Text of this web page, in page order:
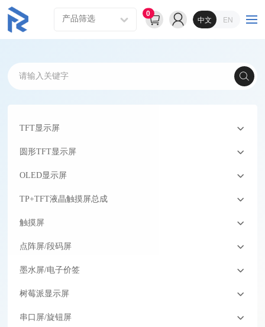
0
中文 EN
TFT显示屏
圆形TFT显示屏
OLED显示屏
TP+TFT液晶触摸屏总成
触摸屏
点阵屏/段码屏
墨水屏/电子价签
树莓派显示屏
串口屏/旋钮屏